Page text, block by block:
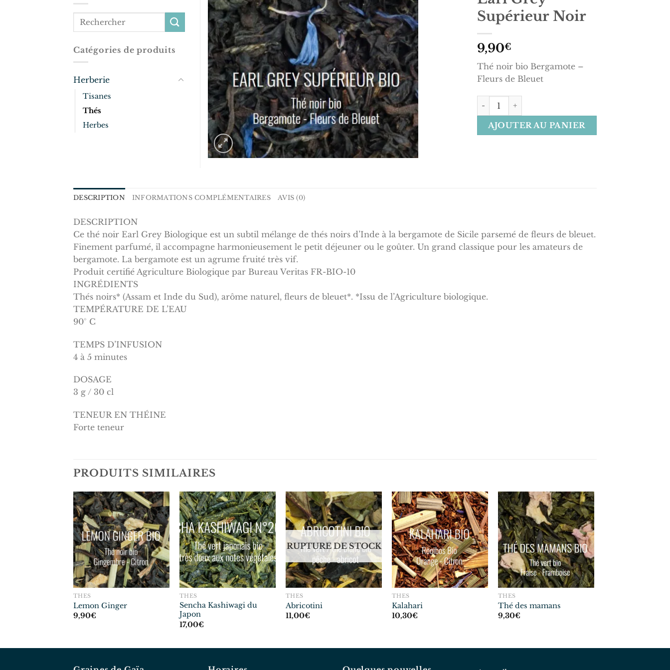
Supérieur Noir
9,90€
Thé noir bio Bergamote –
Fleurs de Bleuet
quantité de Earl Grey Supérieur Noir
AJOUTER AU PANIER
Catégories de produits
Herberie
Tisanes
Thés
Herbes
DESCRIPTION INFORMATIONS COMPLÉMENTAIRES AVIS (0)
DESCRIPTION
Ce thé noir Earl Grey Biologique est un subtil mélange de thés noirs d’Inde à la bergamote de Sicile parsemé de fleurs de bleuet.
Finement parfumé, il accompagne harmonieusement le petit déjeuner ou le goûter. Un grand classique pour les amateurs de
bergamote. La bergamote est un agrume fruité très vif.
Produit certifié Agriculture Biologique par Bureau Veritas FR-BIO-10
INGRÉDIENTS
Thés noirs* (Assam et Inde du Sud), arôme naturel, fleurs de bleuet*. *Issu de l’Agriculture biologique.
TEMPÉRATURE DE L’EAU
90° C
TEMPS D’INFUSION
4 à 5 minutes
DOSAGE
3 g / 30 cl
TENEUR EN THÉINE
Forte teneur
PRODUITS SIMILAIRES
THÉS
Lemon Ginger
9,90€
THÉS
Sencha Kashiwagi du
Japon
17,00€
RUPTURE DE STOCK
THÉS
Abricotini
11,00€
THÉS
Kalahari
10,30€
THÉS
Thé des mamans
9,30€